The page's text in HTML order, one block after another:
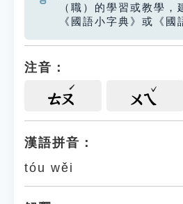
（職）的學習或教學，
《國語小字典》或《國
注音：
ㄊㄡ ㄨㄟ
漢語拼音：
tóu wěi